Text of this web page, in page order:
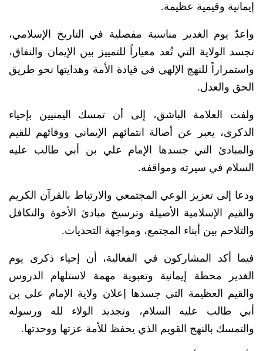
إيمانية وقيمية عظيمة.
واعدّ يوم الغدير مناسبة مفصلية في التاريخ الإسلامي،
تجسد الولاية التي تُعد معياراً للتمييز بين الإيمان والنفاق،
واستمراراً للنهج الإلهي في قيادة الأمة وهدايتها نحو طريق
الحق والعدل.
ولفت العلامة الباشق، إلى أن تمسك اليمنيين بإحياء
الذكرى، يعبر عن أصالة انتمائهم الإيماني ووفائهم للقيم
والمبادئ التي جسدها الإمام علي بن أبي طالب عليه
السلام في سيرته ومواقفه.
ودعا إلى تعزيز الوعي المجتمعي والارتباط بالقرآن الكريم
والقيم الإسلامية الأصيلة وترسيخ مبادئ الأخوة والتكافل
والتلاحم بين أبناء المجتمع، ومواجهة التحديات.
فيما أكد المشاركون في الفعالية، أن إحياء ذكرى يوم
الغدير محطة إيمانية وتعبوية مهمة لاستلهام الدروس
والقيم العظيمة التي جسدها إعلان ولاية الإمام علي بن
أبي طالب عليه السلام، وتجديد الولاء لله ورسوله
والتمسك بالنهج القويم الذي يحفظ للأمة عزتها ووحدتها.